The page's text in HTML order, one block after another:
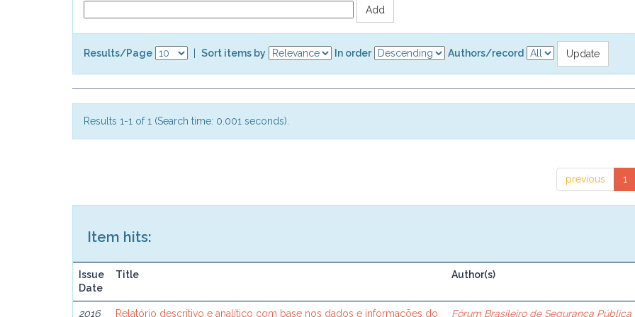
Results/Page Sort items by In order Authors/record
Results 1-1 of 1 (Search time: 0.001 seconds).
previous 1
Item hits:
Issue
Date
Title Author(s)
2016 Relatório descritivo e analítico com base nos dados e informações do Fórum Brasileiro de Segurança Pública